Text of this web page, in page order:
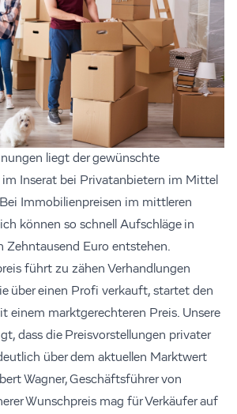
liegt der gewünschte
Inserat bei Privatanbietern im Mittel
Immobilienpreisen im mittleren
können so schnell Aufschläge in
Zehntausend Euro entstehen.
führt zu zähen Verhandlungen
über einen Profi verkauft, startet den
einem marktgerechteren Preis. Unsere
dass die Preisvorstellungen privater
über dem aktuellen Marktwert
Wagner, Geschäftsführer von
Wunschpreis mag für Verkäufer auf